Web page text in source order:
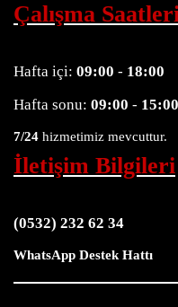
Çalışma
Hafta içi: 09:00 - 18:00
Hafta sonu: 09:00 - 15:00
7/24 hizmetimiz mevcuttur.
İletişim Bilgileri
(0532) 232 62 34
WhatsApp Destek Hattı